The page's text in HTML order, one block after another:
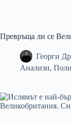
Превръща ли се
Георги
Анализи,